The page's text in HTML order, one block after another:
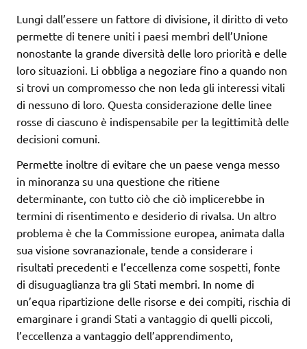
Lungi dall’essere un fattore di divisione, il diritto di veto
permette di tenere uniti i paesi membri dell’Unione
nonostante la grande diversità delle loro priorità e delle
loro situazioni. Li obbliga a negoziare fino a quando non
si trovi un compromesso che non leda gli interessi vitali
di nessuno di loro. Questa considerazione delle linee
rosse di ciascuno è indispensabile per la legittimità delle
decisioni comuni.
Permette inoltre di evitare che un paese venga messo
in minoranza su una questione che ritiene
determinante, con tutto ciò che ciò implicerebbe in
termini di risentimento e desiderio di rivalsa. Un altro
problema è che la Commissione europea, animata dalla
sua visione sovranazionale, tende a considerare i
risultati precedenti e l’eccellenza come sospetti, fonte
di disuguaglianza tra gli Stati membri. In nome di
un’equa ripartizione delle risorse e dei compiti, rischia di
emarginare i grandi Stati a vantaggio di quelli piccoli,
l’eccellenza a vantaggio dell’apprendimento,